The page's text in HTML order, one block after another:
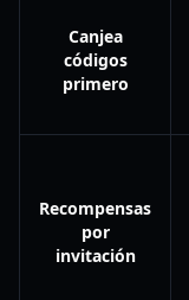
Canjea
códigos
primero
Recompensas
por
invitación